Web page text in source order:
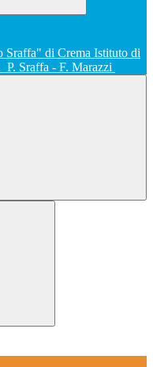
Istituto di
P. Sraffa - F. Marazzi